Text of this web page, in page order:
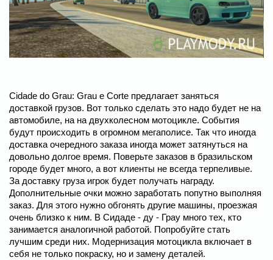
Cidade do Grau: Grau e Corte предлагает заняться
доставкой грузов. Вот только сделать это надо будет не на
автомобиле, на на двухколесном мотоцикле. События
будут происходить в огромном мегаполисе. Так что иногда
доставка очередного заказа иногда может затянуться на
довольно долгое время. Поверьте заказов в бразильском
городе будет много, а вот клиенты не всегда терпеливые.
За доставку груза игрок будет получать награду.
Дополнительные очки можно заработать попутно выполняя
заказ. Для этого нужно обгонять другие машины, проезжая
очень близко к ним. В Сидаде - ду - Грау много тех, кто
занимается аналогичной работой. Попробуйте стать
лучшим среди них. Модернизация мотоцикла включает в
себя не только покраску, но и замену деталей.